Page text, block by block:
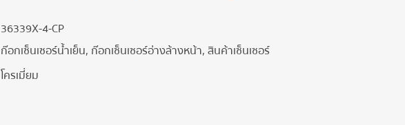
36339X-4-CP
ก๊อกเซ็นเซอร์น้ำเย็น, ก๊อกเซ็นเซอร์อ่างล้างหน้า,สินค้าเซ็นเซอร์
โครเมี่ยม